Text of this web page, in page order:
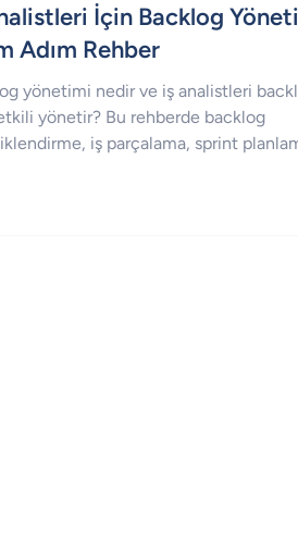
İçin Backlog
Adım Rehber
yönetimi nedir ve iş analistleri
yönetir? Bu rehberde backlog
iş parçalama, sprint